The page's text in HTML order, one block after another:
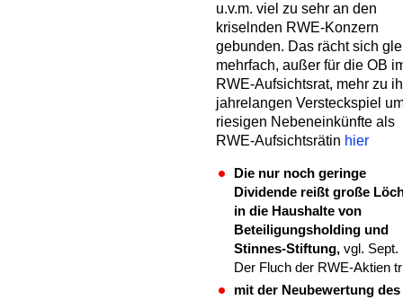
u.v.m. viel zu sehr an den
kriselnden RWE-Konzern
gebunden. Das rächt sich
mehrfach, außer für die OB
RWE-Aufsichtsrat, mehr zu
jahrelangen Versteckspiel
riesigen Nebeneinkünfte als
RWE-Aufsichtsrätin hier
Die nur noch geringe
Dividende reißt große
in die Haushalte von
Beteiligungsholding und
Stinnes-Stiftung, vgl. Sept.
Der Fluch der RWE-Aktien
mit der Neubewertung